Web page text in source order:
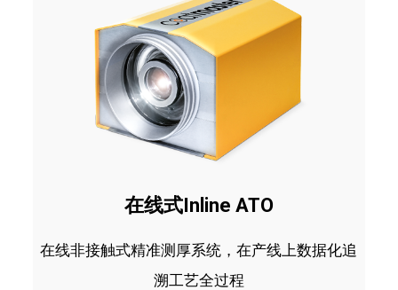
在线式Inline ATO
在线非接触式精准测厚系统，在产线上数据化追
溯工艺全过程